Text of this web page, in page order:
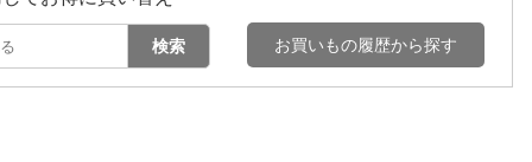
検索 お買いもの履歴から探す